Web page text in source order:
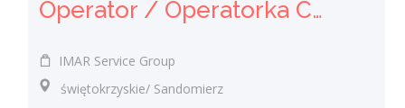
Operator / Operatorka CNC (K/M)
IMAR Service Group
świętokrzyskie/ Sandomierz